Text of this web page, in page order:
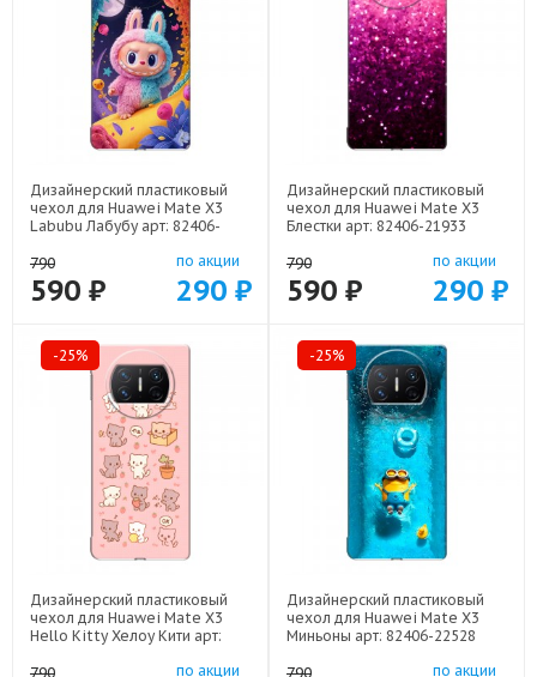
Дизайнерский пластиковый
чехол для Huawei Mate X3
Labubu Лабубу арт: 82406-
790
590 ₽
по акции
290 ₽
Дизайнерский пластиковый
чехол для Huawei Mate X3
Блестки арт: 82406-21933
790
590 ₽
по акции
290 ₽
-25%
Дизайнерский пластиковый
чехол для Huawei Mate X3
Hello Kitty Хелоу Кити арт:
790
по акции
-25%
Дизайнерский пластиковый
чехол для Huawei Mate X3
Миньоны арт: 82406-22528
790 по акции